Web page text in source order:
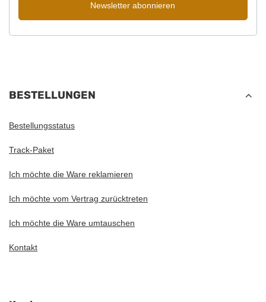
Newsletter abonnieren
BESTELLUNGEN
Bestellungsstatus
Track-Paket
Ich möchte die Ware reklamieren
Ich möchte vom Vertrag zurücktreten
Ich möchte die Ware umtauschen
Kontakt